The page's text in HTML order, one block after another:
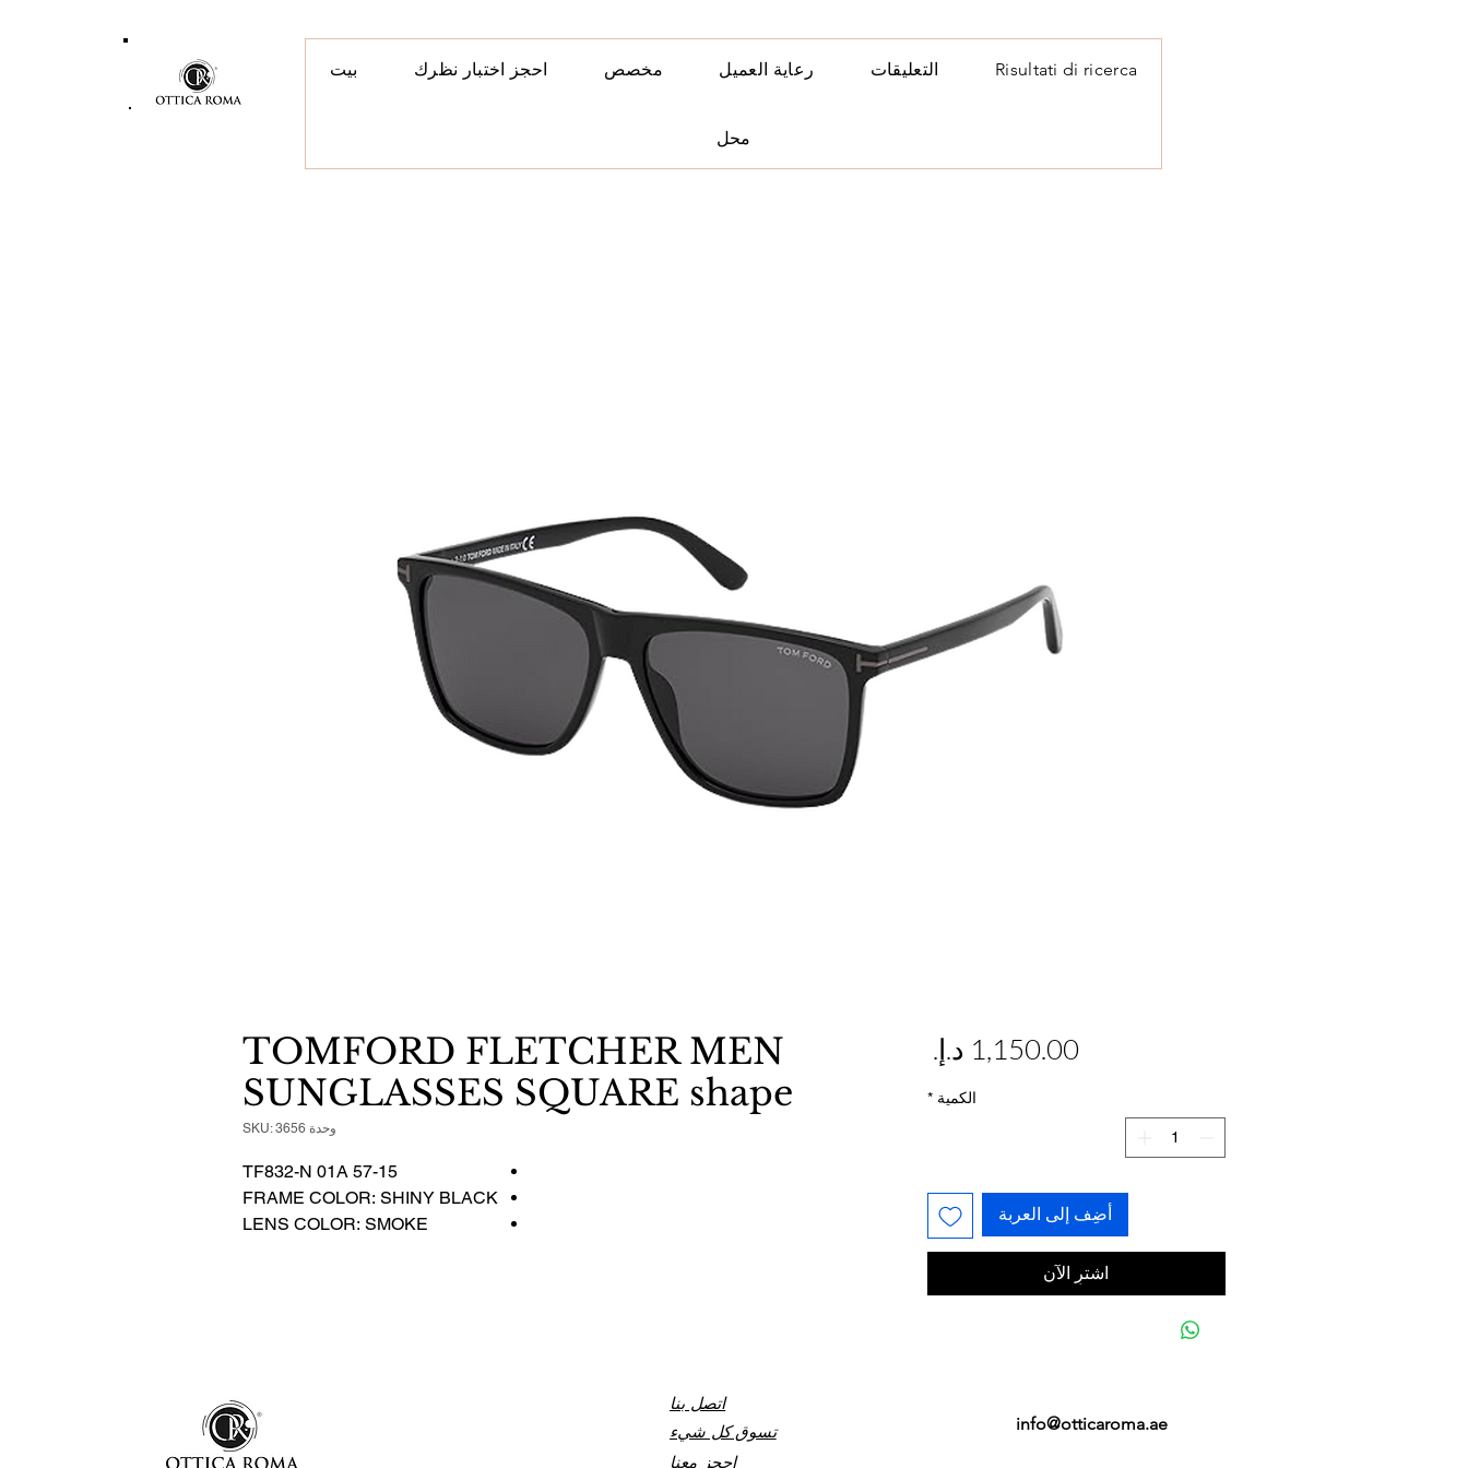
بيت احجز اختبار نظرك مخصص رعاية العميل التعليقات Risultati di ricerca
محل
TOMFORD FLETCHER MEN
SUNGLASSES SQUARE shape
وحدة SKU: 3656
TF832-N 01A 57-15
FRAME COLOR: SHINY BLACK
LENS COLOR: SMOKE
‏1,150.00 د.إ.‏
الكمية *
أضِف إلى العربة
اشترِ الآن
اتصل بنا
تسوق كل شيء
احجز معنا
info@otticaroma.ae